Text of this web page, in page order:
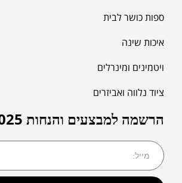
ספות כושר לבית
איכות שינה
ויטמינים ומינרלים
ציוד נלווה ואביזרים
הרשמה למבצעים והנחות 2025